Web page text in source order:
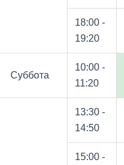
18:00 -
19:20
Суббота
10:00 -
11:20
13:30 -
14:50
15:00 -